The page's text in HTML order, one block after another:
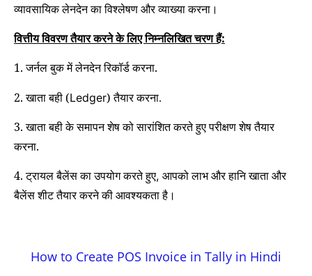
व्यावसायिक लेनदेन का विश्लेषण और व्याख्या करना।
वित्तीय विवरण तैयार करने के लिए निम्नलिखित चरण हैं:
1. जर्नल बुक में लेनदेन रिकॉर्ड करना.
2. खाता बही (Ledger) तैयार करना.
3. खाता बही के समापन शेष को सारांशित करते हुए परीक्षण शेष तैयार
करना.
4. ट्रायल बैलेंस का उपयोग करते हुए, आपको लाभ और हानि खाता और
बैलेंस शीट तैयार करने की आवश्यकता है।
How to Create POS Invoice in Tally in Hindi